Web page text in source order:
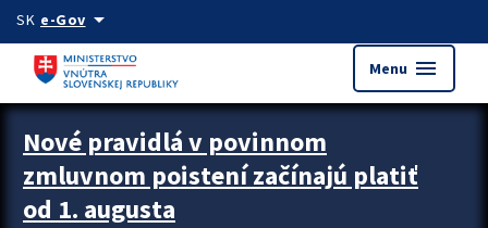
Preskocit na hlavný obsah
SK e-Govarrow_drop_down
Menu menu
Zastavit automatický posun upútavok
Nové pravidlá v povinnom
zmluvnom poistení začínajú platiť
od 1. augusta